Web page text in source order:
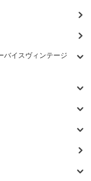
バイスヴィンテージ